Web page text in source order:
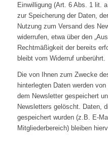
Einwilligung (Art. 6 Abs. 1 lit.
zur Speicherung der Daten,
Nutzung zum Versand des
widerrufen, etwa über den
Rechtmäßigkeit der bereits
bleibt vom Widerruf unberührt.
Die von Ihnen zum Zwecke
hinterlegten Daten werden
dem Newsletter gespeichert
Newsletters gelöscht. Daten,
gespeichert wurden (z.B. E-
Mitgliederbereich) bleiben